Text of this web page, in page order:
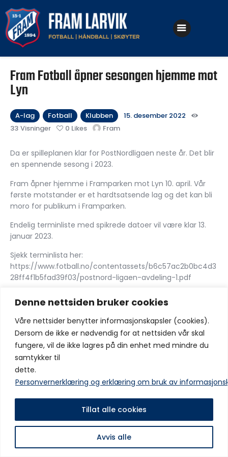
Denne nettsiden bruker cookies
Våre nettsider benytter informasjonskapsler (cookies).
Dersom de ikke er nødvendig for at nettsiden vår skal
fungere, vil de ikke lagres på din enhet med mindre du
samtykker til
dette.
Personvernerklæring og erklæring om bruk av
Avvis alle
Tillat alle cookies
Fotball
Skøyter
Fram Fotball åpner sesongen hjemme mot
Lyn
A-lag Fotball Klubben
15. desember 2022
33 Visninger 0 Likes Fram
Da er spilleplanen klar for PostNordligaen neste år. Det blir
en spennende sesong i 2023.
Fram åpner hjemme i Framparken mot Lyn 10. april. Vår
første motstander er et hardtsatsende lag og det kan bli
moro for publikum i Framparken.
Endelig terminliste med spikrede datoer vil være klar 13.
januar 2023.
Sjekk terminlista her:
https://www.fotball.no/contentassets/b6c57ac2b0bc4d3
28ff4f1b5fad39f03/postnord-ligaen-avdeling-1.pdf
Del:
Forrige innlegg
Sesongkortsalget er i gang
Copyright © IF Fram 2025 Alle rettigheter er reservert